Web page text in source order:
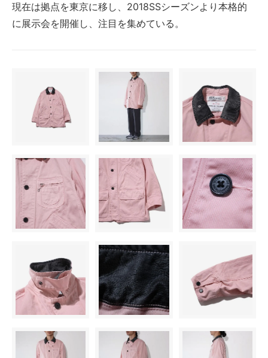
現在は拠点を東京に移し、2018SSシーズンより本格的
に展示会を開催し、注目を集めている。